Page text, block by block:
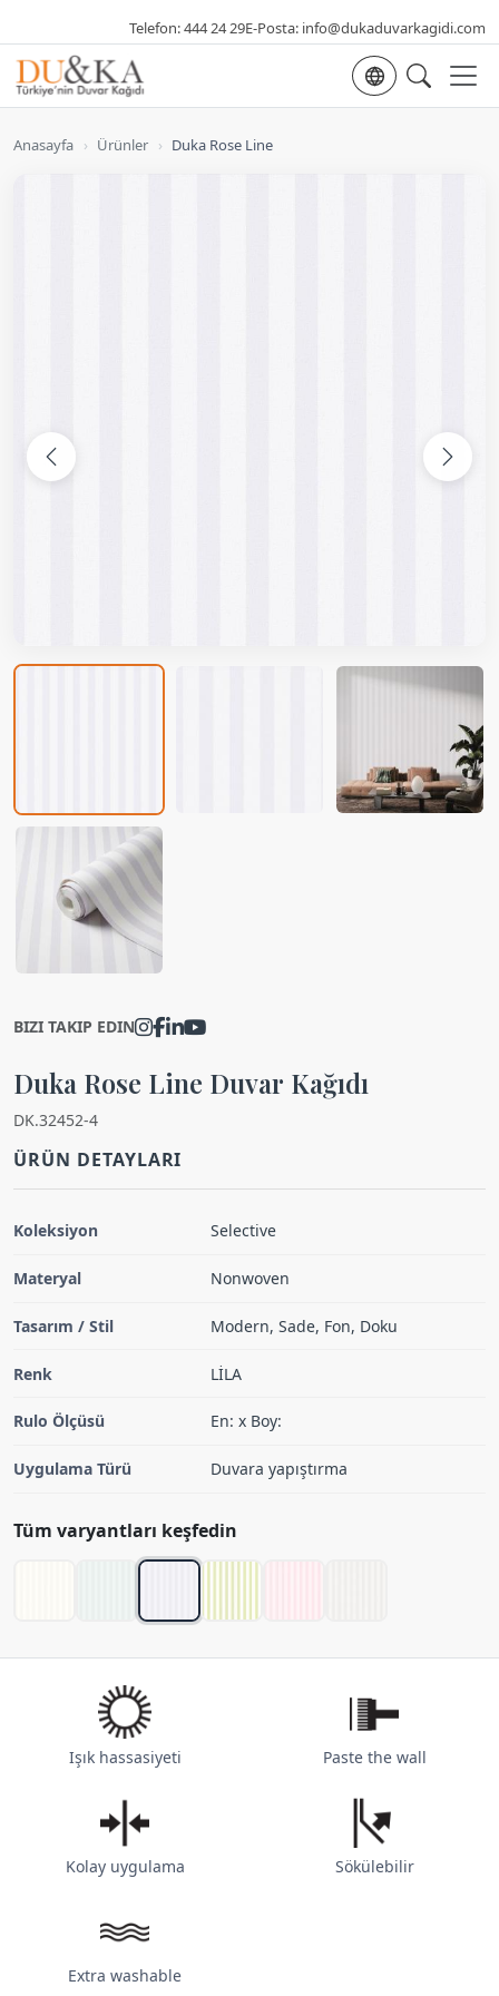
Telefon:444 24 29E-Posta: info@dukaduvarkagidi.com
Dil seçimi
Anasayfa › Ürünler › Duka Rose Line
BIZI TAKIP EDIN
Duka Rose Line Duvar Kağıdı
DK.32452-4
ÜRÜN DETAYLARI
Koleksiyon Selective
Materyal Nonwoven
Tasarım / Stil Modern, Sade, Fon, Doku
Renk LİLA
Rulo Ölçüsü En: x Boy:
Uygulama Türü Duvara yapıştırma
Tüm varyantları keşfedin
Işık hassasiyeti Paste the wall
Kolay uygulama Sökülebilir
Extra washable